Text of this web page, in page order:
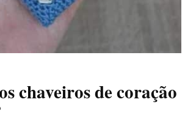
chaveiros de coração